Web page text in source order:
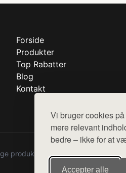
Vi bruger cookies
mere relevant
bedre – ikke for at
Accepter alle
Forside
Produkter
Top Rabatter
Blog
Kontakt
fra diverse webshops.